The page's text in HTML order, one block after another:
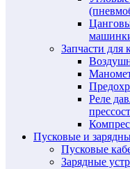
Запчасти для
Реле
Пусковые и
Пусковые
Зарядные